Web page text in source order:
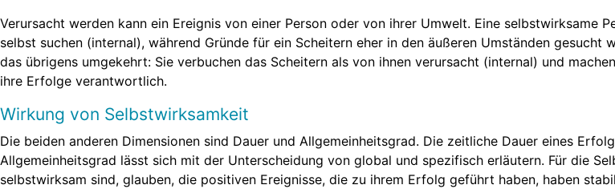
Verursacht werden kann ein Ereignis von einer Person oder von ihrer Umwelt. Eine selbstwirksame
selbst suchen (internal), während Gründe für ein Scheitern eher in den äußeren Umständen gesucht
das übrigens umgekehrt: Sie verbuchen das Scheitern als von ihnen verursacht (internal) und
ihre Erfolge verantwortlich.
Wirkung von Selbstwirksamkeit
Die beiden anderen Dimensionen sind Dauer und Allgemeinheitsgrad. Die zeitliche Dauer eines
Allgemeinheitsgrad lässt sich mit der Unterscheidung von global und spezifisch erläutern. Für die
selbstwirksam sind, glauben, die positiven Ereignisse, die zu ihrem Erfolg geführt haben, haben